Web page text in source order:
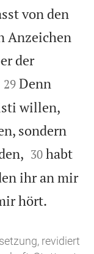
von den
Anzeichen
der


29 Denn
willen,
sondern


30 habt
ihr an mir
hört.
revidiert